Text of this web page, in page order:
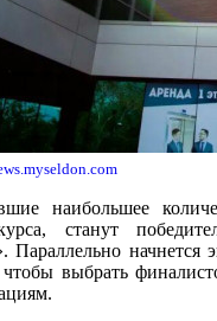
наибольшее
станут
Параллельно начнется
выбрать